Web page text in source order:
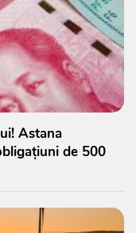
Astana
de 500